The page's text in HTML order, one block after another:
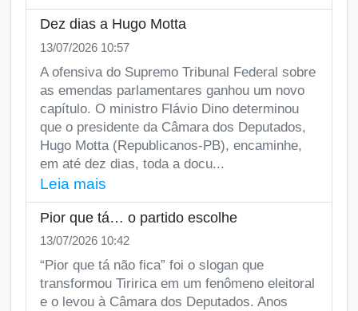
Dez dias a Hugo Motta
13/07/2026 10:57
A ofensiva do Supremo Tribunal Federal sobre
as emendas parlamentares ganhou um novo
capítulo. O ministro Flávio Dino determinou
que o presidente da Câmara dos Deputados,
Hugo Motta (Republicanos-PB), encaminhe,
em até dez dias, toda a docu...
Leia mais
Pior que tá… o partido escolhe
13/07/2026 10:42
“Pior que tá não fica” foi o slogan que
transformou Tiririca em um fenômeno eleitoral
e o levou à Câmara dos Deputados. Anos